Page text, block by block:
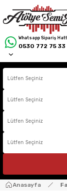
Whatsapp Sipariş
0530 772 75 33
Anasayfa